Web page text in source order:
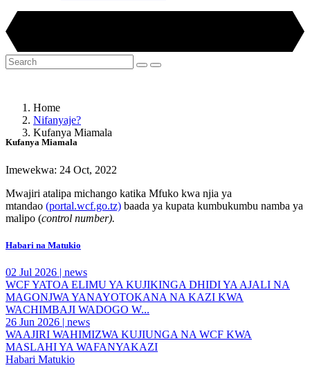
Home
Nifanyaje?
Kufanya Miamala
Kufanya Miamala
Imewekwa: 24 Oct, 2022
Mwajiri atalipa michango katika Mfuko kwa njia ya
mtandao (portal.wcf.go.tz) baada ya kupata kumbukumbu namba ya
malipo (control number).
Habari na Matukio
02 Jul 2026 | news
WCF YATOA ELIMU YA KUJIKINGA DHIDI YA AJALI NA
MAGONJWA YANAYOTOKANA NA KAZI KWA
WACHIMBAJI WADOGO W...
26 Jun 2026 | news
WAAJIRI WAHIMIZWA KUJIUNGA NA WCF KWA
MASLAHI YA WAFANYAKAZI
Habari Matukio